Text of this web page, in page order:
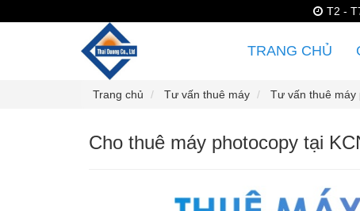
T2 -
TRANG CHỦ
Trang chủ Tư vấn thuê máy Tư vấn thuê máy
Cho thuê máy photocopy tại